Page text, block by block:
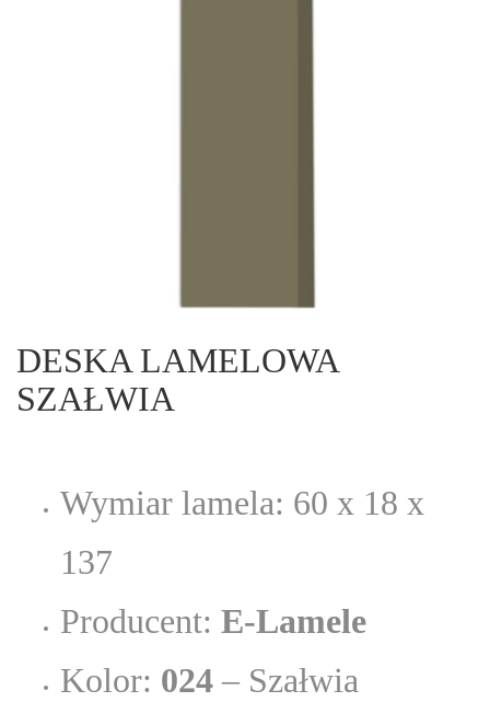
DESKA LAMELOWA
SZAŁWIA
Wymiar lamela: 60 x 18 x
137
Producent: E-Lamele
Kolor: 024– Szałwia